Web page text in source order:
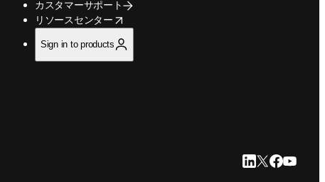
カスタマーサポート
リソースセンター
opens in new tab/window
Sign in to products
LinkedIn 新しい
Twitter 新しい
Facebook
YouTube